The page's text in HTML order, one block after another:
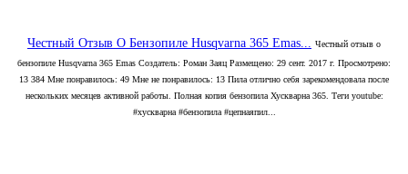
Честный Отзыв О Бензопиле Husqvarna 365 Emas... Честный отзыв о
бензопиле Husqvarna 365 Emas Создатель: Роман Заяц Размещено: 29 сент. 2017 г. Просмотрено:
13 384 Мне понравилось: 49 Мне не понравилось: 13 Пила отлично себя зарекомендовала после
нескольких месяцев активной работы. Полная копия бензопила Хускварна 365. Теги youtube:
#хускварна #бензопила #цепнаяпил...